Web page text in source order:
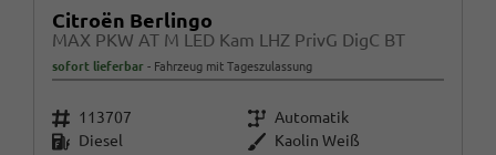
Citroën Berlingo
MAX PKW AT M LED Kam LHZ PrivG DigC BT
sofort lieferbar Fahrzeug mit Tageszulassung
Fahrzeugnr. 113707 Getriebe Automatik
Kraftstoff Diesel Außenfarbe Kaolin Weiß